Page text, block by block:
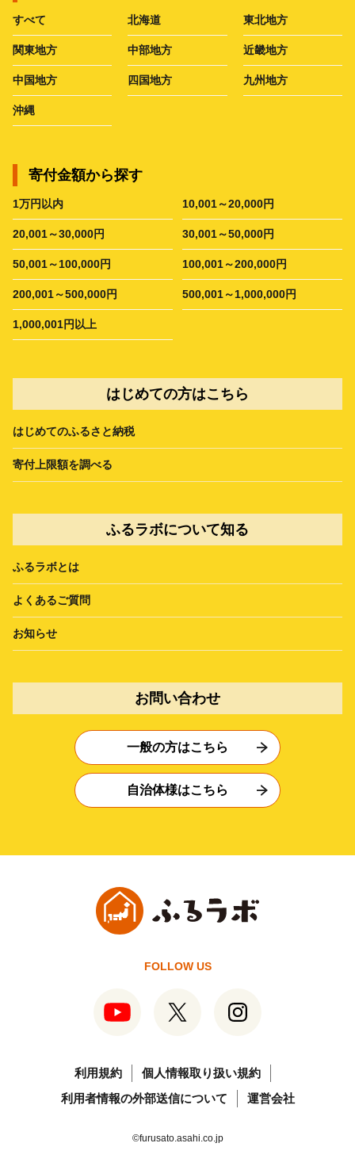
すべて 北海道 東北地方
関東地方 中部地方 近畿地方
中国地方 四国地方 九州地方
沖縄
寄付金額から探す
1万円以内 10,001～20,000円
20,001～30,000円 30,001～50,000円
50,001～100,000円 100,001～200,000円
200,001～500,000円 500,001～1,000,000円
1,000,001円以上
はじめての方はこちら
はじめてのふるさと納税
寄付上限額を調べる
ふるラボについて知る
ふるラボとは
よくあるご質問
お知らせ
お問い合わせ
一般の方はこちら
自治体様はこちら
FOLLOW US
利用規約
個人情報取り扱い規約
利用者情報の外部送信について
運営会社
©furusato.asahi.co.jp